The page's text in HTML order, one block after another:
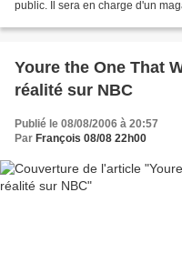
public. Il sera en charge d'un
Youre the One That
réalité sur NBC
Publié le 08/08/2006 à 20:57
Par François 08/08 22h00